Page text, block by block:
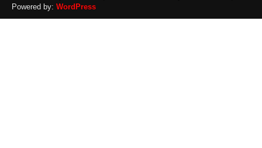
Powered by: WordPress